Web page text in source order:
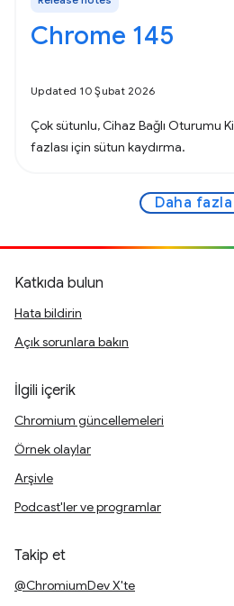
Chrome 145
Updated 10 Şubat 2026
Çok sütunlu, Cihaz Bağlı Oturumu
fazlası için sütun kaydırma.
Daha fazla
Katkıda bulun
Hata bildirin
Açık sorunlara bakın
İlgili içerik
Chromium güncellemeleri
Örnek olaylar
Arşivle
Podcast'ler ve programlar
Takip et
@ChromiumDev X'te